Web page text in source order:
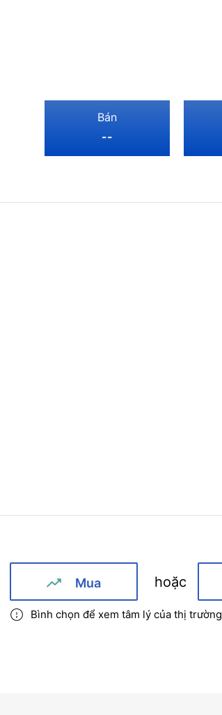
Bán
--
Mua hoặc
Bình chọn để xem tâm lý của thị trường